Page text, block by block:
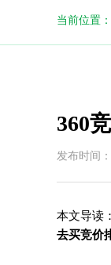
当前位置：
360
发布时间
本文导读：
去买竞价